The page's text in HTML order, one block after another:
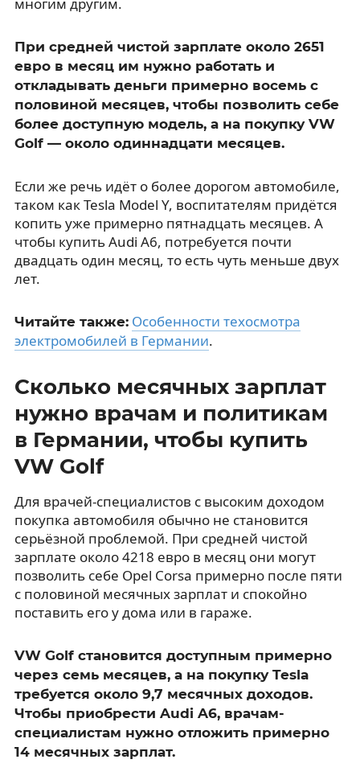
При средней чистой зарплате около 2651
евро в месяц им нужно работать и
откладывать деньги примерно восемь с
половиной месяцев, чтобы позволить себе
более доступную модель, а на покупку VW
Golf — около одиннадцати месяцев.
Если же речь идёт о более дорогом автомобиле,
таком как Tesla Model Y, воспитателям придётся
копить уже примерно пятнадцать месяцев. А
чтобы купить Audi A6, потребуется почти
двадцать один месяц, то есть чуть меньше двух
лет.
Читайте также: Особенности техосмотра
электромобилей в Германии.
Сколько месячных зарплат
нужно врачам и политикам
в Германии, чтобы купить
VW Golf
Для врачей-специалистов с высоким доходом
покупка автомобиля обычно не становится
серьёзной проблемой. При средней чистой
зарплате около 4218 евро в месяц они могут
позволить себе Opel Corsa примерно после пяти
с половиной месячных зарплат и спокойно
поставить его у дома или в гараже.
VW Golf становится доступным примерно
через семь месяцев, а на покупку Tesla
требуется около 9,7 месячных доходов.
Чтобы приобрести Audi A6, врачам-
специалистам нужно отложить примерно
14 месячных зарплат.